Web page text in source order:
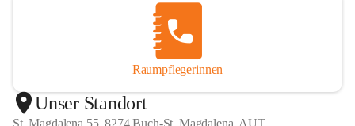
Raumpflegerinnen
Unser Standort
St. Magdalena 55, 8274 Buch-St. Magdalena, AUT